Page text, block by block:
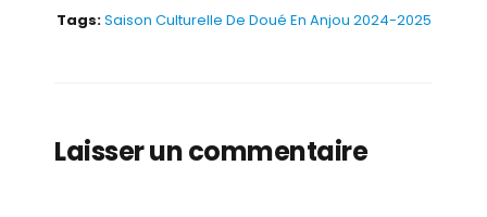
Tags:Saison Culturelle De Doué En Anjou 2024-2025
Laisser un commentaire